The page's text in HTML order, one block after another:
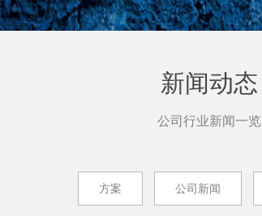
新闻动态
公司行业新闻一览
方案 公司新闻